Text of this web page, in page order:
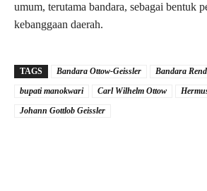
umum, terutama bandara, sebagai bentuk
kebanggaan daerah.
TAGS Bandara Ottow-Geissler
Bandara
bupati manokwari
Carl Wilhelm Ottow
Johann Gottlob Geissler